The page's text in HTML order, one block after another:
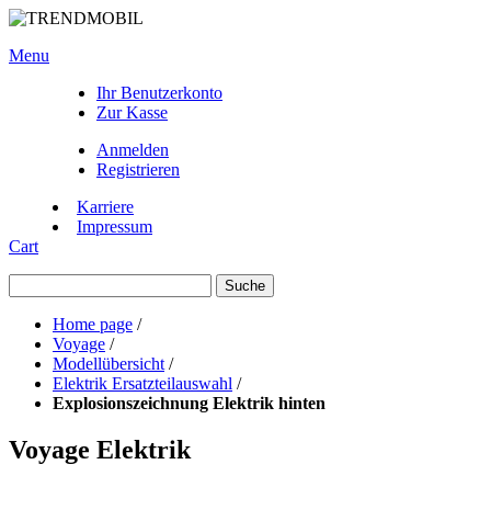
Menu
Ihr Benutzerkonto
Zur Kasse
Anmelden
Registrieren
Karriere
Impressum
Cart
Suche
Home page /
Voyage /
Modellübersicht /
Elektrik Ersatzteilauswahl /
Explosionszeichnung Elektrik hinten
Voyage Elektrik